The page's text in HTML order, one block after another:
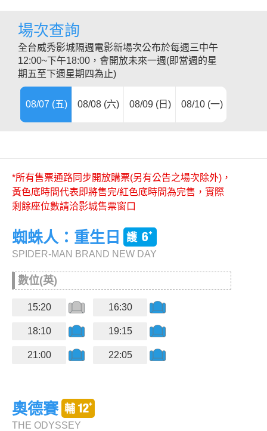
場次查詢
全台威秀影城隔週電影新場次公布於每週三中午
12:00~下午18:00，會開放未來一週(即當週的星
期五至下週星期四為止)
08/07 (五) 08/08 (六) 08/09 (日) 08/10 (一)
*所有售票通路同步開放購票(另有公告之場次除外)，
黃色底時間代表即將售完/紅色底時間為完售，實際
剩餘座位數請洽影城售票窗口
蜘蛛人：重生日
SPIDER-MAN BRAND NEW DAY
數位(英)
15:20 16:30
18:10 19:15
21:00 22:05
奧德賽
THE ODYSSEY